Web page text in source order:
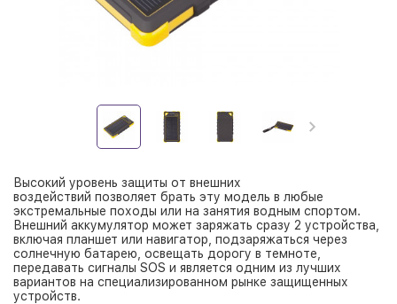
Высокий уровень защиты от внешних
воздействий позволяет брать эту модель в любые
экстремальные походы или на занятия водным спортом.
Внешний аккумулятор может заряжать сразу 2 устройства,
включая планшет или навигатор, подзаряжаться через
солнечную батарею, освещать дорогу в темноте,
передавать сигналы SOS и является одним из лучших
вариантов на специализированном рынке защищенных
устройств.